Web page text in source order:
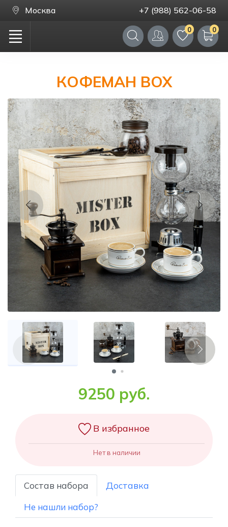
Москва +7 (988) 562-06-58
0 0
КОФЕМАН BOX
9250 руб.
В избранное
Нет в наличии
Состав набора
Доставка
Не нашли набор?